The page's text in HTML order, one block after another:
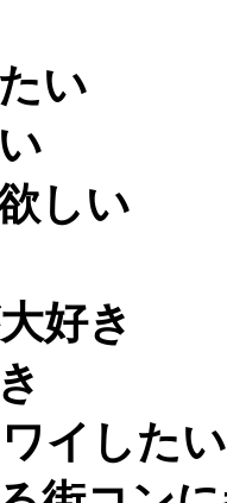
い
しい
好き
イした